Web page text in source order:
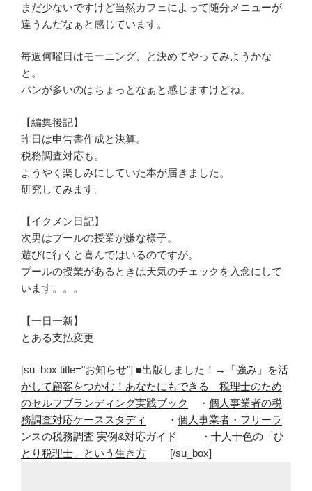
まだ少ないですけど当然カフェによって随分メニューが
違うんだなぁと感じています。
毎週何曜日はモーニング、と決めてやってみようかな
と。
パンが多いのはちょっとなぁと感じますけどね。
【編集後記】
昨日は申告書作成と決算。
税務調査対応も。
ようやく楽しみにしていた本が届きました。
研究してみます。
【イクメン日記】
次男はプールの授業が嫌な様子。
遊びに行くと喜んではいるのですが。
プールの授業があるときは天気のチェックを入念にして
います。。。
【一日一新】
とある支払変更
[su_box title="お知らせ"] ■出版しました！→
「強み」を活
かして顧客をつかむ！あなたにもできる 税理士のため
のセルフブランディング実践ブック
・ 個人事業者の税
務調査対応ケーススタディ
・ 個人事業者・フリーラ
ンスの税務調査 実例&対応ガイド
・ 十人十色の「ひ
とり税理士」という生き方 [/su_box]